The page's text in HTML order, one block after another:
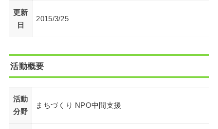
更新
日
2015/3/25
活動概要
活動
分野
まちづくり NPO中間支援